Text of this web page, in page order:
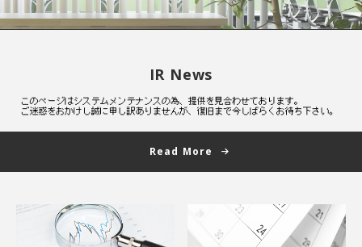
IR News
Read More